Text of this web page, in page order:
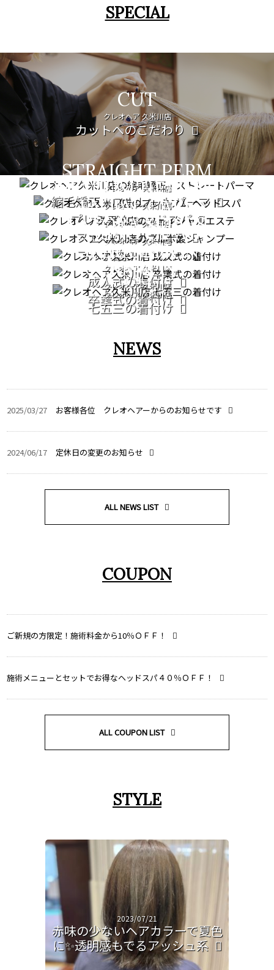
SPECIAL
CUT
クレオヘア 久米川店
カットへのこだわり
STRAIGHT PERM
クレオヘア 久米川店
縮毛矯正・ストレートパーマ
PREMIUM HEAD SPA
クレオヘア 久米川店
プレミアムヘッドスパ
FACIAL CARE
クレオヘア 久米川店
フェイシャルエステ
PATORA SERIES
クレオヘア 久米川店
フルボ酸シャンプー
COMING OF AGE
CEREMONY
クレオヘア 久米川店
成人式の着付け
GRADUATION
CEREMONY
クレオヘア 久米川店
卒業式の着付け
753
クレオヘア 久米川店
七五三の着付け
NEWS
2025/03/27 お客様各位 クレオヘアーからのお知らせです
2024/06/17 定休日の変更のお知らせ
ALL NEWS LIST
COUPON
ご新規の方限定！施術料金から10％ＯＦＦ！
施術メニューとセットでお得なヘッドスパ４０％ＯＦＦ！
ALL COUPON LIST
STYLE
2023/07/21
赤味の少ないヘアカラーで夏色
に✨透明感もでるアッシュ系